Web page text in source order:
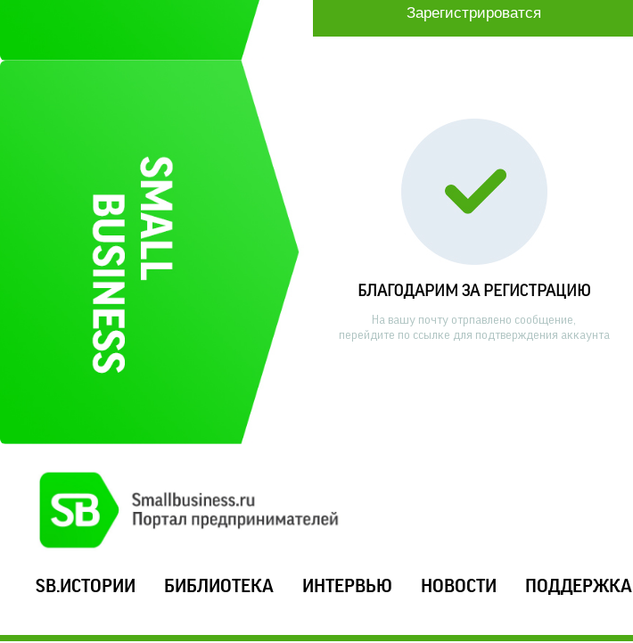
БЛАГОДАРИМ ЗА РЕГИСТРАЦИЮ
На вашу почту отрпавлено сообщение,
перейдите по ссылке для подтверждения аккаунта
SB.ИСТОРИИ БИБЛИОТЕКА ИНТЕРВЬЮ НОВОСТИ ПОДДЕРЖКА